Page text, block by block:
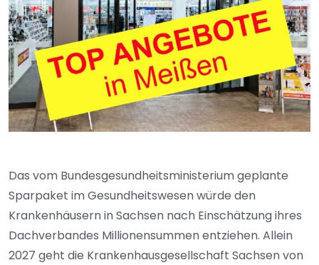
Das vom Bundesgesundheitsministerium geplante
Sparpaket im Gesundheitswesen würde den
Krankenhäusern in Sachsen nach Einschätzung ihres
Dachverbandes Millionensummen entziehen. Allein
2027 geht die Krankenhausgesellschaft Sachsen von